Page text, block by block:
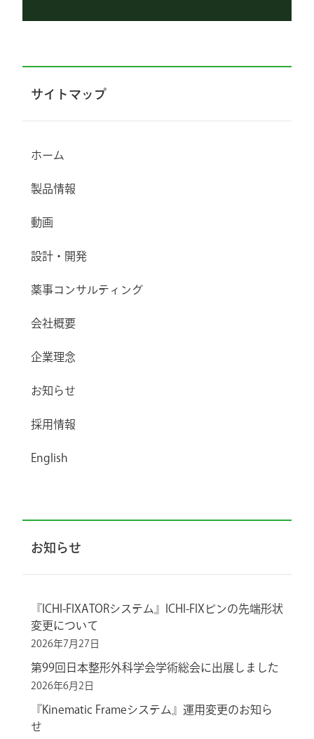
サイトマップ
ホーム
製品情報
動画
設計・開発
薬事コンサルティング
会社概要
企業理念
お知らせ
採用情報
English
お知らせ
『ICHI-FIXATORシステム』ICHI-FIXピンの先端形状
変更について
2026年7月27日
第99回日本整形外科学会学術総会に出展しました
2026年6月2日
『Kinematic Frameシステム』運用変更のお知ら
せ